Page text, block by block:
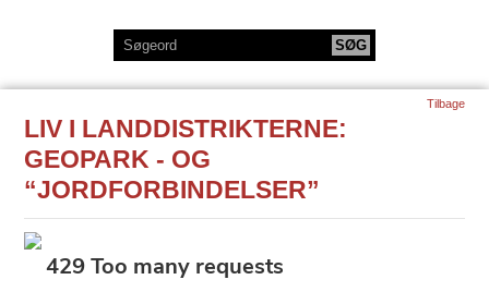
LIV I LANDDISTRIKTERNE:
GEOPARK - OG
“JORDFORBINDELSER”
Tilbage